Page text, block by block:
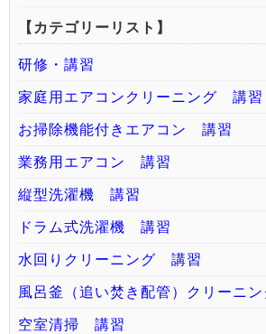
【カテゴリーリスト】
研修・講習
家庭用エアコンクリーニング 講習
お掃除機能付きエアコン 講習
業務用エアコン 講習
縦型洗濯機 講習
ドラム式洗濯機 講習
水回りクリーニング 講習
風呂釜（追い焚き配管）クリーニ
空室清掃 講習